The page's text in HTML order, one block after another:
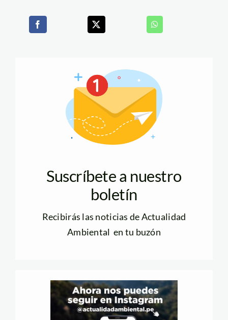
Suscríbete a nuestro
boletín
Recibirás las noticias de Actualidad
Ambiental en tu buzón